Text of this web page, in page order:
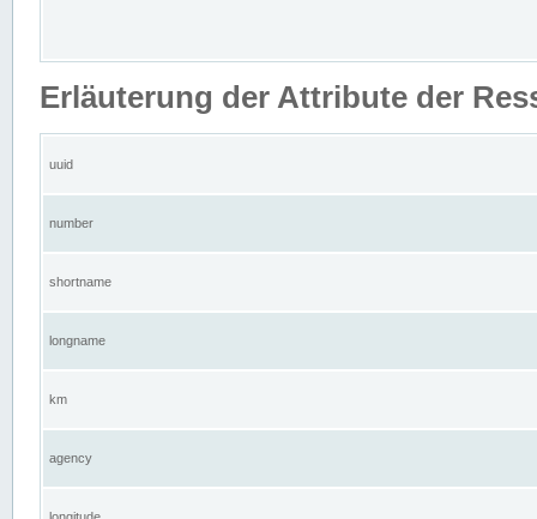
Erläuterung der Attribute der
uuid
number
shortname
longname
km
agency